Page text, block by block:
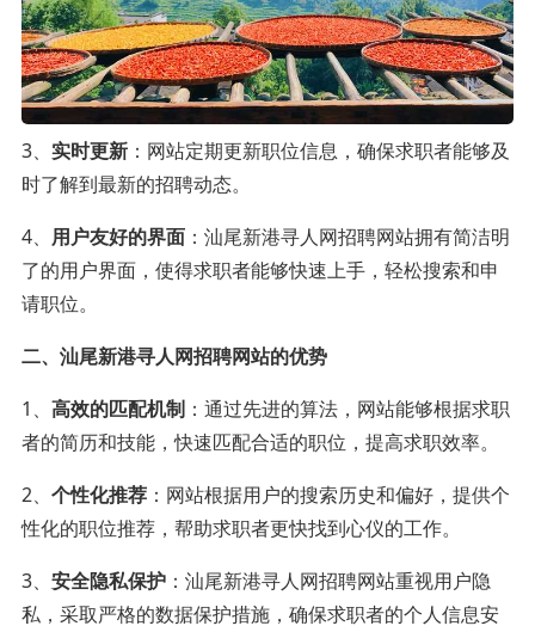
3、 实时更新：网站定期更新职位信息，确保求职者能够及
时了解到最新的招聘动态。
4、 用户友好的界面：汕尾新港寻人网招聘网站拥有简洁明
了的用户界面，使得求职者能够快速上手，轻松搜索和申
请职位。
二、汕尾新港寻人网招聘网站的优势
1、 高效的匹配机制：通过先进的算法，网站能够根据求职
者的简历和技能，快速匹配合适的职位，提高求职效率。
2、 个性化推荐：网站根据用户的搜索历史和偏好，提供个
性化的职位推荐，帮助求职者更快找到心仪的工作。
3、 安全隐私保护：汕尾新港寻人网招聘网站重视用户隐
私，采取严格的数据保护措施，确保求职者的个人信息安